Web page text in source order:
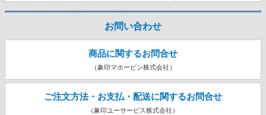
お問い合わせ
商品に関するお問合せ
（象印マホービン株式会社）
ご注文方法・お支払・配送に関するお問合せ
（象印ユーサービス株式会社）